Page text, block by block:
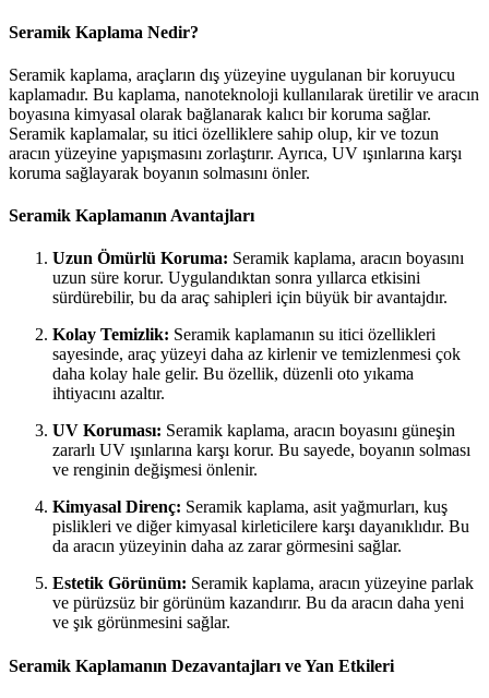
Seramik Kaplama Nedir?
Seramik kaplama, araçların dış yüzeyine uygulanan bir koruyucu
kaplamadır. Bu kaplama, nanoteknoloji kullanılarak üretilir ve aracın
boyasına kimyasal olarak bağlanarak kalıcı bir koruma sağlar.
Seramik kaplamalar, su itici özelliklere sahip olup, kir ve tozun
aracın yüzeyine yapışmasını zorlaştırır. Ayrıca, UV ışınlarına karşı
koruma sağlayarak boyanın solmasını önler.
Seramik Kaplamanın Avantajları
Uzun Ömürlü Koruma: Seramik kaplama, aracın boyasını
uzun süre korur. Uygulandıktan sonra yıllarca etkisini
sürdürebilir, bu da araç sahipleri için büyük bir avantajdır.
Kolay Temizlik: Seramik kaplamanın su itici özellikleri
sayesinde, araç yüzeyi daha az kirlenir ve temizlenmesi çok
daha kolay hale gelir. Bu özellik, düzenli oto yıkama
ihtiyacını azaltır.
UV Koruması: Seramik kaplama, aracın boyasını güneşin
zararlı UV ışınlarına karşı korur. Bu sayede, boyanın solması
ve renginin değişmesi önlenir.
Kimyasal Direnç: Seramik kaplama, asit yağmurları, kuş
pislikleri ve diğer kimyasal kirleticilere karşı dayanıklıdır. Bu
da aracın yüzeyinin daha az zarar görmesini sağlar.
Estetik Görünüm: Seramik kaplama, aracın yüzeyine parlak
ve pürüzsüz bir görünüm kazandırır. Bu da aracın daha yeni
ve şık görünmesini sağlar.
Seramik Kaplamanın Dezavantajları ve Yan Etkileri